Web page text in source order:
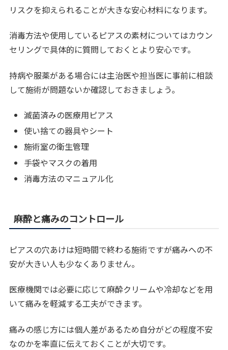
リスクを抑えられることが大きな安心材料になります。
消毒方法や使用しているピアスの素材についてはカウン
セリングで具体的に質問しておくとより安心です。
持病や服薬がある場合には主治医や担当医に事前に相談
して施術が問題ないか確認しておきましょう。
滅菌済みの医療用ピアス
使い捨ての器具やシート
施術室の衛生管理
手袋やマスクの着用
消毒方法のマニュアル化
麻酔と痛みのコントロール
ピアスの穴あけは短時間で終わる施術ですが痛みへの不
安が大きい人も少なくありません。
医療機関では必要に応じて麻酔クリームや冷却などを用
いて痛みを軽減する工夫ができます。
痛みの感じ方には個人差があるため自分がどの程度不安
なのかを率直に伝えておくことが大切です。